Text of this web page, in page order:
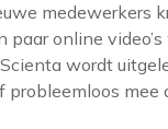
medewerkers
paar online
wordt
probleemloos mee